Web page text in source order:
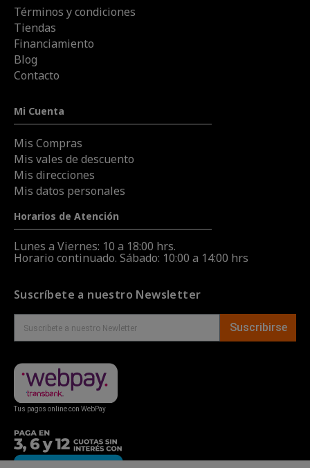
Términos y condiciones
Tiendas
Financiamiento
Blog
Contacto
Mi Cuenta
Mis Compras
Mis vales de descuento
Mis direcciones
Mis datos personales
Horarios de Atención
Lunes a Viernes: 10 a 18:00 hrs.
Horario continuado. Sábado: 10:00 a 14:00 hrs
Suscríbete a nuestro Newsletter
Suscribirse
Tus pagos online con WebPay